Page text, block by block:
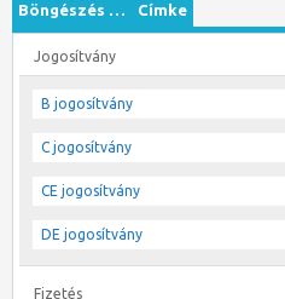
Böngészés … Címke
Jogosítvány
B jogosítvány
C jogosítvány
CE jogosítvány
DE jogosítvány
Fizetés